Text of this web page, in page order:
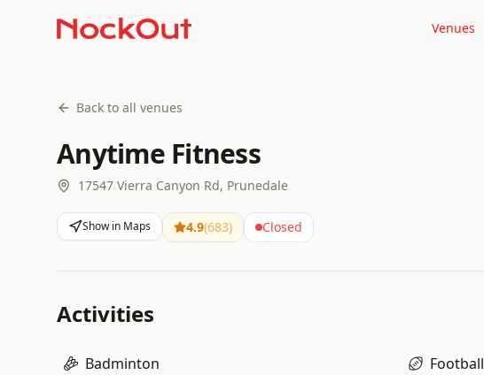
Venues
Back to all venues
Anytime Fitness
17547 Vierra Canyon Rd, Prunedale
Show in Maps 4.9(683) Closed
Activities
Badminton Football